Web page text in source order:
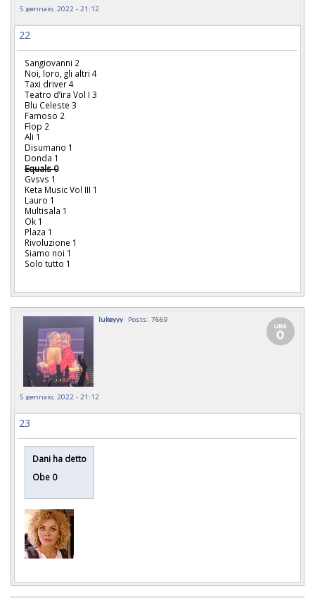
5 gennaio, 2022 - 21:12
22
Sangiovanni 2
Noi, loro, gli altri 4
Taxi driver 4
Teatro d’ira Vol I 3
Blu Celeste 3
Famoso 2
Flop 2
Ali 1
Disumano 1
Donda 1
Equals 0
Gvsvs 1
Keta Music Vol III 1
Lauro 1
Multisala 1
Ok 1
Plaza 1
Rivoluzione 1
Siamo noi 1
Solo tutto 1
lukeyyy Posts: 7669
5 gennaio, 2022 - 21:12
23
Dani ha detto
Obe 0